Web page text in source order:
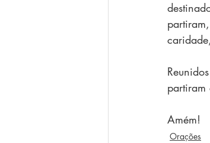
partiram
Amém!
Orações